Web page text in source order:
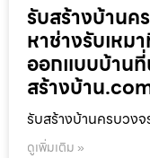
รับสร้างบ้านค
หาช่างรับเหม
ออกแบบบ้านที่
สร้างบ้าน
รับสร้างบ้านครบวง
ดูเพิ่มเติม »